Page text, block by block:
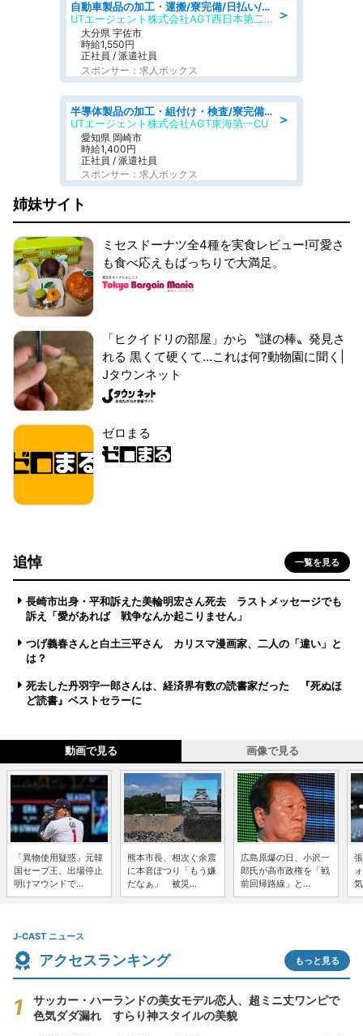
＞
自動車製品の加工・運搬/寮完備/日払い/工場・製造
UTエージェント株式会社AGT西日本第二CU
大分県 宇佐市
時給1,550円
正社員 / 派遣社員
スポンサー：求人ボックス
＞
半導体製品の加工・組付け・検査/寮完備/日勤/日払い/工場・製造
UTエージェント株式会社AGT東海第一CU
愛知県 岡崎市
時給1,400円
正社員 / 派遣社員
スポンサー：求人ボックス
姉妹サイト
ミセスドーナツ全4種を実食レビュー!可愛さ
も食べ応えもばっちりで大満足。
「ヒクイドリの部屋」から〝謎の棒〟発見さ
れる 黒くて硬くて...これは何?動物園に聞く|
Jタウンネット
ゼロまる
追悼 一覧を見る
長崎市出身・平和訴えた美輪明宏さん死去 ラストメッセージでも
訴え「愛があれば 戦争なんか起こりません」
つげ義春さんと白土三平さん カリスマ漫画家、二人の「違い」と
は？
死去した丹羽宇一郎さんは、経済界有数の読書家だった 『死ぬほ
ど読書』ベストセラーに
動画で見る 画像で見る
「異物使用疑惑」元韓
国セーブ王、出場停止
明けマウンドで...
熊本市長、相次ぐ余震
に本音ぽつり「もう嫌
だなぁ」 被災...
広島原爆の日、小沢一
郎氏が高市政権を「戦
前回帰路線」と...
J-CAST ニュース
アクセスランキング もっと見る
サッカー・ハーランドの美女モデル恋人、超ミニ丈ワンピで
色気ダダ漏れ すらり神スタイルの美貌